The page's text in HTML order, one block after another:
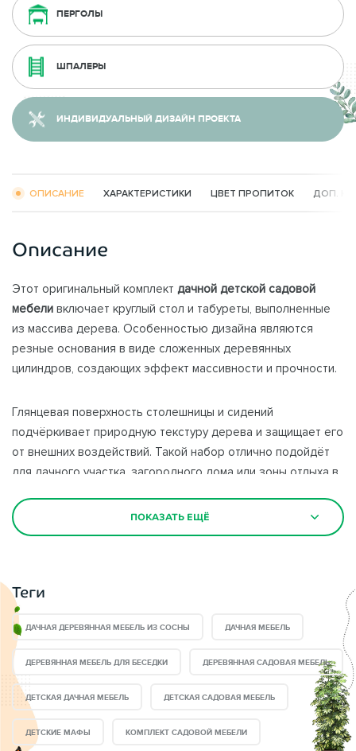
ПЕРГОЛЫ
ШПАЛЕРЫ
ИНДИВИДУАЛЬНЫЙ ДИЗАЙН ПРОЕКТА
ОПИСАНИЕ ХАРАКТЕРИСТИКИ ЦВЕТ ПРОПИТОК ДОП.
Описание
Этот оригинальный комплект дачной детской садовой
мебели включает круглый стол и табуреты, выполненные
из массива дерева. Особенностью дизайна являются
резные основания в виде сложенных деревянных
цилиндров, создающих эффект массивности и прочности.
Глянцевая поверхность столешницы и сидений
подчёркивает природную текстуру дерева и защищает его
от внешних воздействий. Такой набор отлично подойдёт
для дачного участка, загородного дома или зоны отдыха в
Детская садовая мебель— важная деталь при
также выполняет много других бытовых функций. Ваши
дети смогут любоваться закатом на удобных стульях или
устраивать веселые пикники за столом.
Преимущество детской садовой мебели
магазине ВБеседки.Ру:
— Оригинальный стиль и дизайн;
ПОКАЗАТЬ ЕЩЁ
Теги
ДАЧНАЯ ДЕРЕВЯННАЯ МЕБЕЛЬ ИЗ СОСНЫ ДАЧНАЯ МЕБЕЛЬ
ДЕРЕВЯННАЯ МЕБЕЛЬ ДЛЯ БЕСЕДКИ ДЕРЕВЯННАЯ САДОВАЯ МЕБЕЛЬ
ДЕТСКАЯ ДАЧНАЯ МЕБЕЛЬ ДЕТСКАЯ САДОВАЯ МЕБЕЛЬ
ДЕТСКИЕ МАФЫ КОМПЛЕКТ САДОВОЙ МЕБЕЛИ